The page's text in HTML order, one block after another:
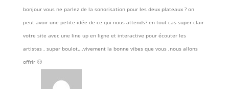
bonjour vous ne parlez de la sonorisation pour les deux plateaux ? on
peut avoir une petite idée de ce qui nous attends? en tout cas super clair
votre site avec une line up en ligne et interactive pour écouter les
artistes , super boulot….vivement la bonne vibes que vous ,nous allons
offrir 🙂